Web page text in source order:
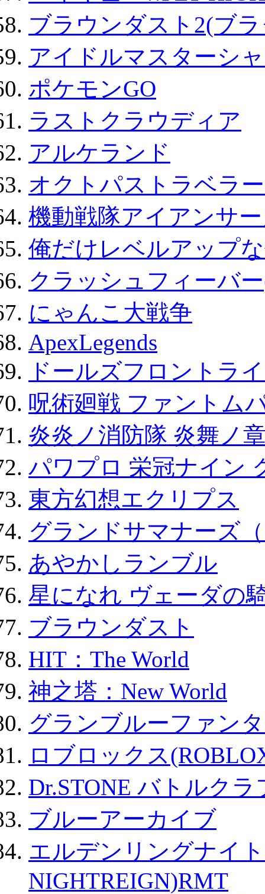
ブラウンダスト2(ブ
アイドルマスターシ
ポケモンGO
ラストクラウディア
アルケランド
オクトパストラベラ
機動戦隊アイアンサ
俺だけレベルアップ
クラッシュフィーバ
にゃんこ大戦争
ApexLegends
ドールズフロントラ
呪術廻戦 ファントム
炎炎ノ消防隊 炎舞ノ
パワプロ 栄冠ナイン
東方幻想エクリプス
グランドサマナーズ
あやかしランブル
星になれ ヴェーダの
ブラウンダスト
HIT：The World
神之塔：New World
グランブルーファン
ロブロックス
Dr.STONE バトルク
ブルーアーカイブ
エルデンリングナイ
NIGHTREIGN)RMT